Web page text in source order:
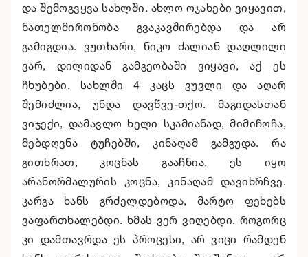
და შემოგვყვა სახლში. ახლო ოჯახები ვიყავით,
ნათელმირონობა გვაკავშირებდა და არ
გამიგდია. ვუთხარი, ნიკო ძალიან დაღლილი
ვარ, დილიდან გამგეობაში ვიყავი, აქ ეს
ჩხუბები, სახლში 4 კაცს ვუვლი და აღარ
შემიძლია, უნდა დავწვე-თქო. მაგიდასთან
ვიჯექი, დამავლო ხელი სკამიანად, მიმიჩოჩა,
მებდღვნა ტუჩებში, კინაღამ გამგუდა. რა
გითხრათ, კოცნას გააჩნია, ეს იყო
არანორმალურის კოცნა, კინაღამ დავიხრჩვე.
კარგა ხანს გრძელდებოდა, მარტო ფეხებს
ვაფართხალებდი. ხმას ვერ ვიღებდი. როგორც
კი დამთავრდა ეს პროცესი, არ ვიცი რამდენ